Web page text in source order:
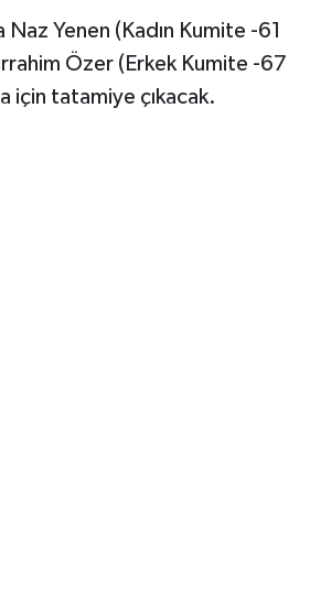
Yenen (Kadın Kumite -61
Özer (Erkek Kumite -67
için tatamiye çıkacak.